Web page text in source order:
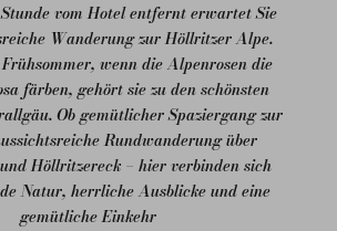
vom Hotel entfernt erwartet Sie
Wanderung zur Höllritzer Alpe.
wenn die Alpenrosen die
färben, gehört sie zu den schönsten
Ob gemütlicher Spaziergang zur
Rundwanderung über
Höllritzereck – hier verbinden sich
Natur, herrliche Ausblicke und eine
gemütliche Einkehr